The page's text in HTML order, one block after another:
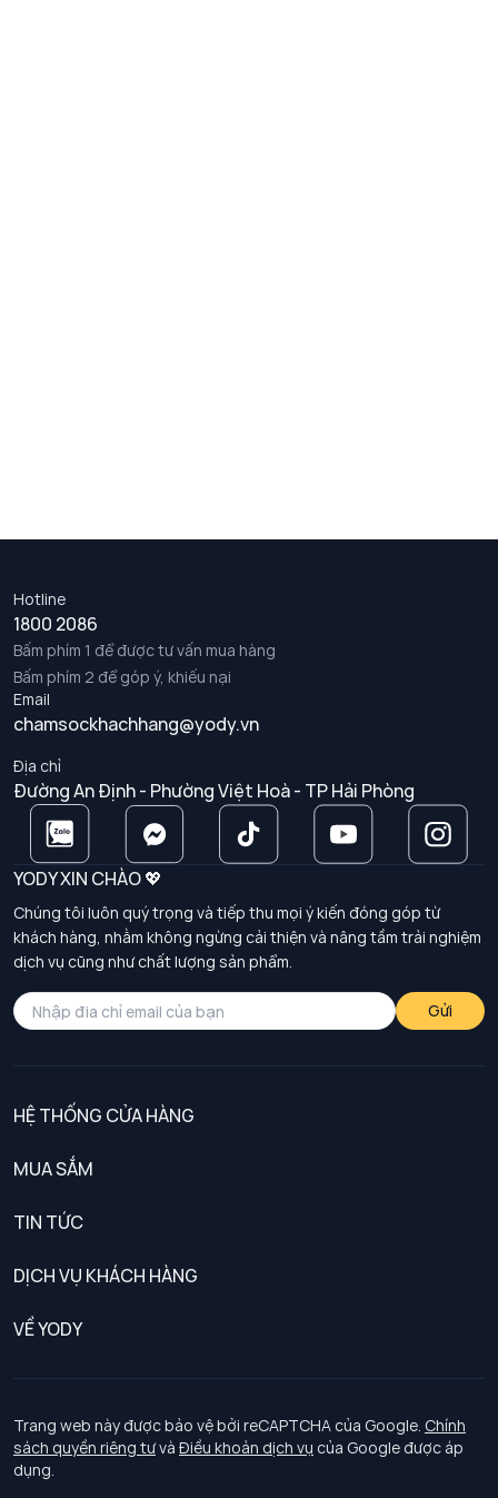
Hotline
1800 2086
Bấm phím 1 để được tư vấn mua hàng
Bấm phím 2 để góp ý, khiếu nại
Email
chamsockhachhang@yody.vn
Địa chỉ
Đường An Định - Phường Việt Hoà - TP Hải Phòng
YODY XIN CHÀO 💖
Chúng tôi luôn quý trọng và tiếp thu mọi ý kiến đóng góp từ
khách hàng, nhằm không ngừng cải thiện và nâng tầm trải nghiệm
dịch vụ cũng như chất lượng sản phẩm.
Gửi
HỆ THỐNG CỬA HÀNG
MUA SẮM
TIN TỨC
DỊCH VỤ KHÁCH HÀNG
Chính sách khách hàng thân thiết
Chính sách bảo vệ dữ liệu cá nhân
Chính sách thanh toán, giao nhận
VỀ YODY
Tuyển dụng
Trang web này được bảo vệ bởi reCAPTCHA của Google. Chính
sách quyền riêng tưvà Điều khoản dịch vụ của Google được áp
dụng.